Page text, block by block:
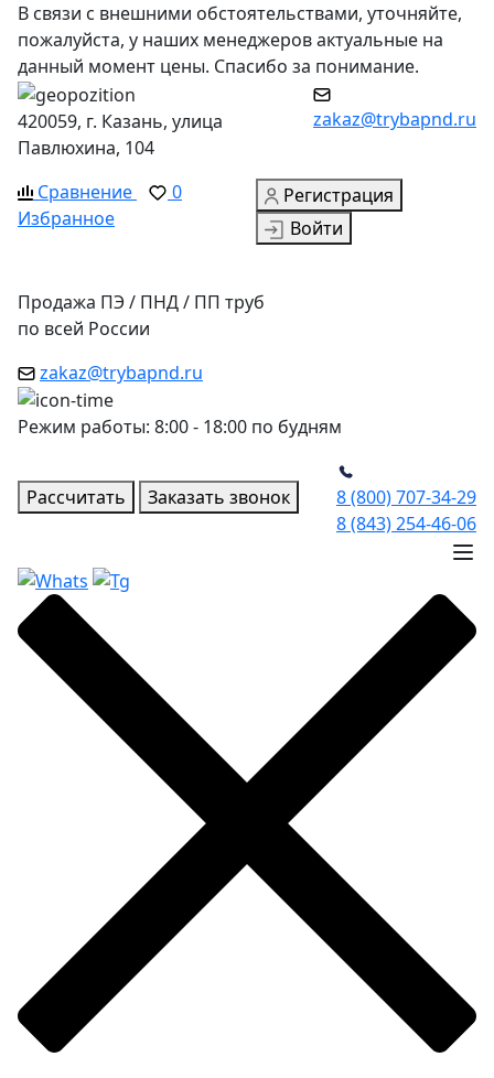
В связи с внешними обстоятельствами, уточняйте,
пожалуйста, у наших менеджеров актуальные на
данный момент цены. Спасибо за понимание.
420059, г. Казань, улица
Павлюхина, 104
zakaz@trybapnd.ru
Сравнение
0
Избранное
Регистрация
Войти
Продажа ПЭ / ПНД / ПП труб
по всей России
zakaz@trybapnd.ru
Режим работы: 8:00 - 18:00 по будням
Рассчитать Заказать звонок
8 (800) 707-34-29
8 (843) 254-46-06